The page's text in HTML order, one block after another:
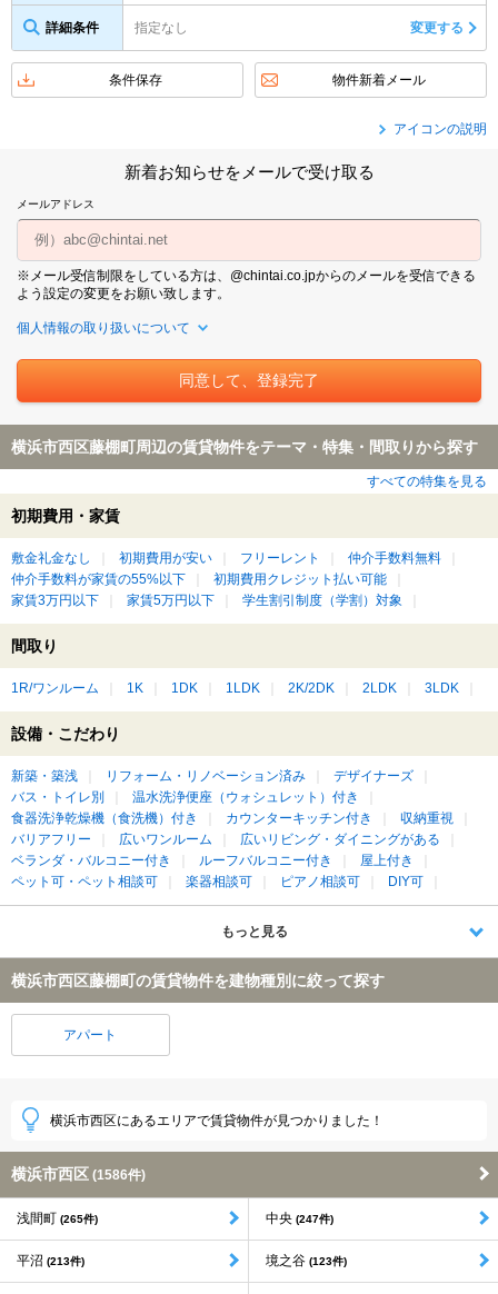
詳細条件 指定なし 変更する
条件保存 物件新着メール
アイコンの説明
新着お知らせをメールで受け取る
メールアドレス
※メール受信制限をしている方は、@chintai.co.jpからのメールを受信できる
よう設定の変更をお願い致します。
個人情報の取り扱いについて
横浜市西区藤棚町周辺の賃貸物件をテーマ・特集・間取りから探す
すべての特集を見る
初期費用・家賃
敷金礼金なし 初期費用が安い フリーレント
仲介手数料無料
仲介手数料が家賃の55%以下
初期費用クレジット払い可能
家賃3万円以下
家賃5万円以下 学生割引制度（学割）対象
間取り
1R/ワンルーム 1K 1DK 1LDK 2K/2DK 2LDK 3LDK
設備・こだわり
新築・築浅 リフォーム・リノベーション済み
デザイナーズ
バス・トイレ別
温水洗浄便座（ウォシュレット）付き
食器洗浄乾燥機（食洗機）付き
カウンターキッチン付き
収納重視
バリアフリー
広いワンルーム
広いリビング・ダイニングがある
ベランダ・バルコニー付き
ルーフバルコニー付き
屋上付き
ペット可・ペット相談可
楽器相談可 ピアノ相談可 DIY可
もっと見る
横浜市西区藤棚町の賃貸物件を建物種別に絞って探す
アパート
横浜市西区にあるエリアで賃貸物件が見つかりました！
横浜市西区 (1586件)
浅間町 (265件) 中央 (247件)
平沼 (213件) 境之谷 (123件)